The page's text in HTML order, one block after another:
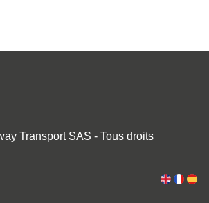
Transport SAS - Tous droits